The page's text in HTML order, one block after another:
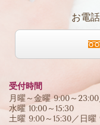
お電
受付時間
月曜～金曜 9:00～23:00
水曜 10:00～15:30
土曜 9:00～15:30／日曜